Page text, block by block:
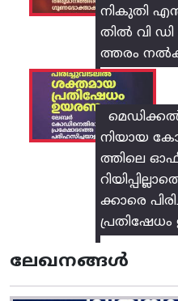
നികുതി
തിൽ വി
ത്തരം
നിയായ
ത്തിലെ
ക്കാരെ
ലേഖനങ്ങൾ